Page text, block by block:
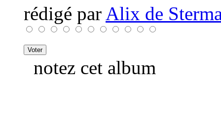
rédigé par Alix de
notez cet album